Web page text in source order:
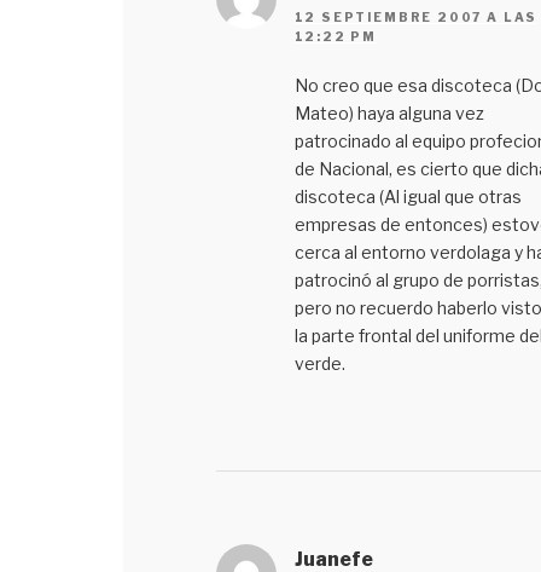
12 SEPTIEMBRE 2007 A LAS
12:22 PM
No creo que esa discoteca
Mateo) haya alguna vez
patrocinado al equipo
de Nacional, es cierto que
discoteca (Al igual que otras
empresas de entonces)
cerca al entorno verdolaga y
patrocinó al grupo de
pero no recuerdo haberlo
la parte frontal del uniforme
verde.
Juanefe